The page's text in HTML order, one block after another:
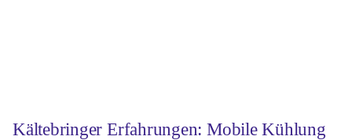
Kältebringer Erfahrungen: Mobile Kühlung